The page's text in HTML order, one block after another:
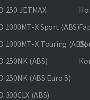
250 JETMAX
1000MT-X Sport (ABS)
1000MT-X Touring (ABS)
250NK (ABS)
250NK (ABS Euro 5)
300CLX (ABS)